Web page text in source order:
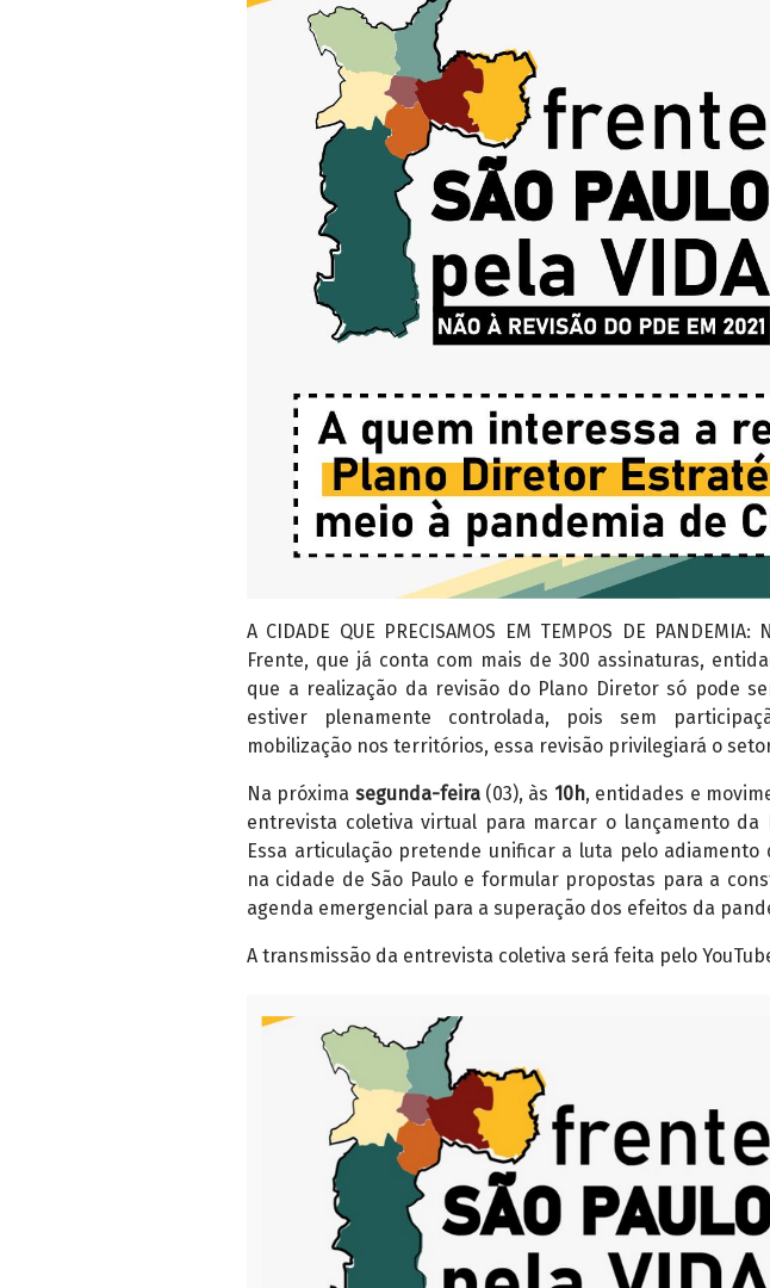
A CIDADE QUE PRECISAMOS EM TEMPOS DE
Frente, que já conta com mais de 300 assinaturas,
que a realização da revisão do Plano Diretor só pode
estiver plenamente controlada, pois sem
mobilização nos territórios, essa revisão privilegiará o
Na próxima segunda-feira(03), às 10h, entidades e
entrevista coletiva virtual para marcar o lançamento da
Essa articulação pretende unificar a luta pelo
na cidade de São Paulo e formular propostas para a
agenda emergencial para a superação dos efeitos da
A transmissão da entrevista coletiva será feita pelo